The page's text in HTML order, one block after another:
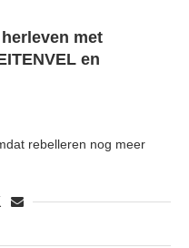
met
en
rebelleren nog meer